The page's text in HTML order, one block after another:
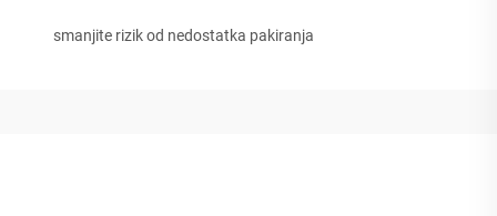
smanjite rizik od nedostatka pakiranja